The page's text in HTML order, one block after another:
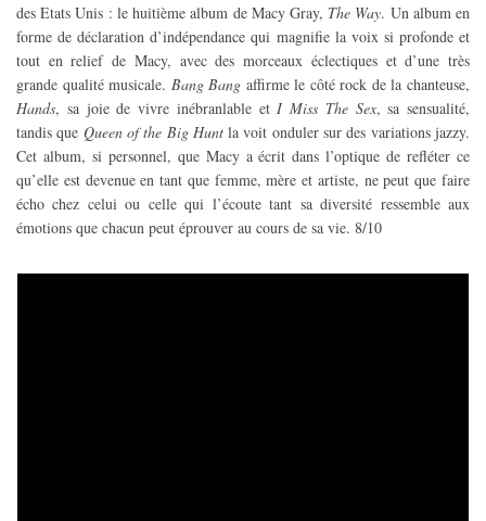
des Etats Unis : le huitième album de Macy Gray, The Way. Un album en
forme de déclaration d’indépendance qui magnifie la voix si profonde et
tout en relief de Macy, avec des morceaux éclectiques et d’une très
grande qualité musicale. Bang Bang affirme le côté rock de la chanteuse,
Hands, sa joie de vivre inébranlable et I Miss The Sex, sa sensualité,
tandis que Queen of the Big Huntla voit onduler sur des variations jazzy.
Cet album, si personnel, que Macy a écrit dans l’optique de refléter ce
qu’elle est devenue en tant que femme, mère et artiste, ne peut que faire
écho chez celui ou celle qui l’écoute tant sa diversité ressemble aux
émotions que chacun peut éprouver au cours de sa vie. 8/10